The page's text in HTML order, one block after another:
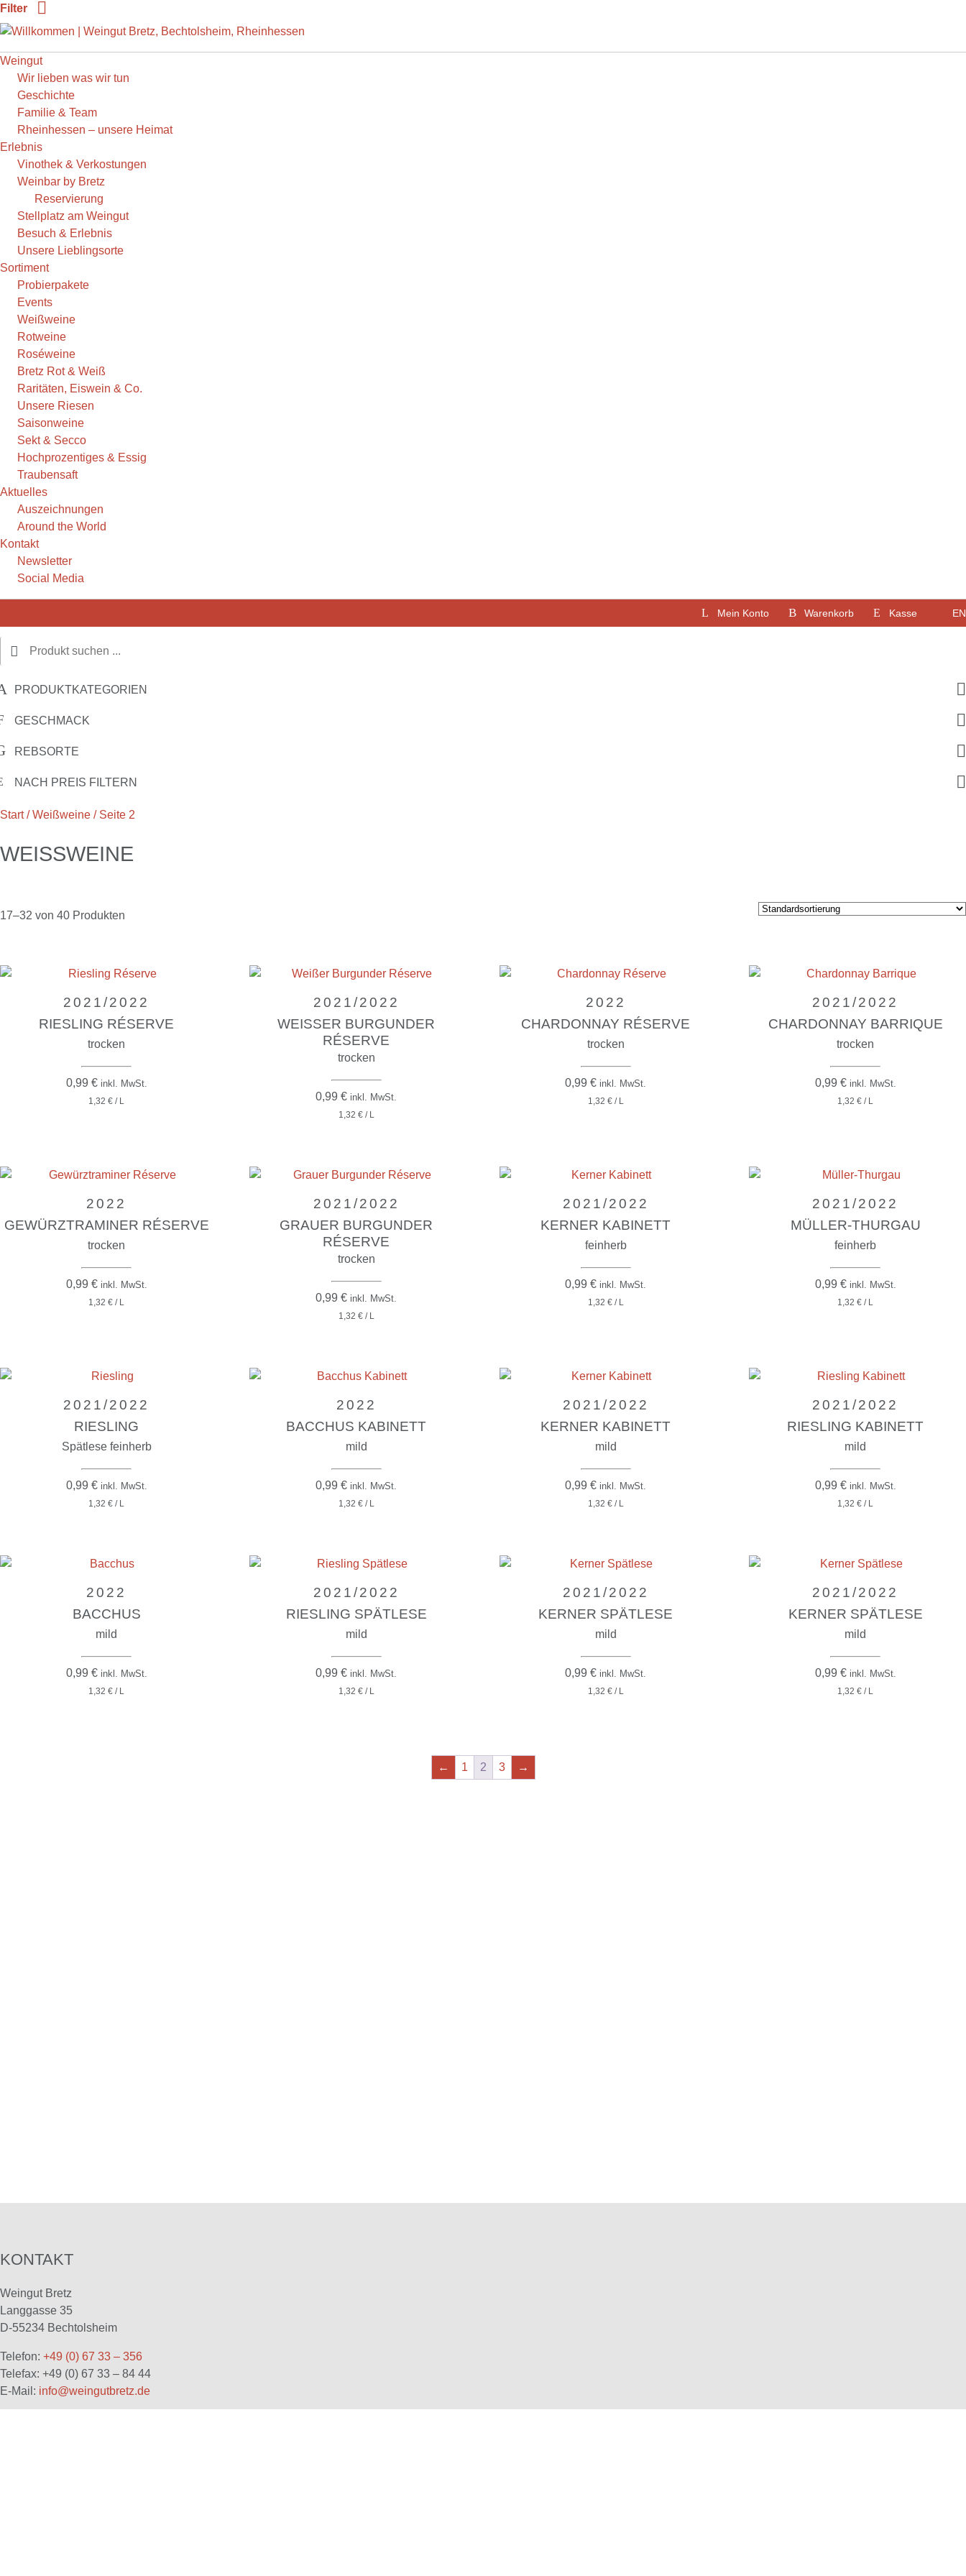
Weiter
zum
Weingut
Wir lieben was wir tun
Geschichte
Familie & Team
Rheinhessen – unsere Heimat
Erlebnis
Vinothek & Verkostungen
Weinbar by Bretz
Reservierung
Stellplatz am Weingut
Besuch & Erlebnis
Unsere Lieblingsorte
Sortiment
Probierpakete
Events
Weißweine
Rotweine
Roséweine
Bretz Rot & Weiß
Raritäten, Eiswein & Co.
Unsere Riesen
Saisonweine
Sekt & Secco
Hochprozentiges & Essig
Traubensaft
Aktuelles
Auszeichnungen
Around the World
Kontakt
Newsletter
Social Media
Filter
Mein Konto Warenkorb Kasse EN
PRODUKTKATEGORIEN
GESCHMACK
REBSORTE
NACH PREIS FILTERN
Start/Weißweine / Seite 2
WEISSWEINE
17–32 von 40 Produkten
2021/2022
RIESLING RÉSERVE
trocken
0,99 € inkl. MwSt.
1,32 € / L
2021/2022
WEISSER BURGUNDER R
ÉSERVE
trocken
0,99€ inkl. MwSt.
1,32 € / L
2022
CHARDONNAY RÉSERVE
trocken
0,99€ inkl. MwSt.
1,32 € / L
2021/2022
CHARDONNAY BARRIQUE
trocken
0,99 € inkl. MwSt.
1,32 € / L
2022
GEWÜRZTRAMINER RÉSERVE
trocken
0,99 € inkl. MwSt.
1,32 € / L
2021/2022
GRAUER BURGUNDER
RÉSERVE
trocken
0,99€ inkl. MwSt.
1,32 € / L
2021/2022
KERNER KABINETT
feinherb
0,99€ inkl. MwSt.
1,32 € / L
2021/2022
MÜLLER-THURGAU
feinherb
0,99 € inkl. MwSt.
1,32 € / L
2021/2022
RIESLING
Spätlese feinherb
0,99 € inkl. MwSt.
1,32 € / L
2022
BACCHUS KABINETT
mild
0,99€ inkl. MwSt.
1,32 € / L
2021/2022
KERNER KABINETT
mild
0,99€ inkl. MwSt.
1,32 € / L
2021/2022
RIESLING KABINETT
mild
0,99 € inkl. MwSt.
1,32 € / L
2022
BACCHUS
mild
0,99 € inkl. MwSt.
1,32 € / L
2021/2022
RIESLING SPÄTLESE
mild
0,99€ inkl. MwSt.
1,32 € / L
2021/2022
KERNER SPÄTLESE
mild
0,99€ inkl. MwSt.
1,32 € / L
2021/2022
KERNER SPÄTLESE
mild
0,99 € inkl. MwSt.
1,32 € / L
← 1 2 3 →
KONTAKT
Weingut Bretz
Langgasse 35
D-55234 Bechtolsheim
Telefon: +49 (0) 67 33 – 356
Telefax: +49 (0) 67 33 – 84 44
E-Mail: info@weingutbretz.de